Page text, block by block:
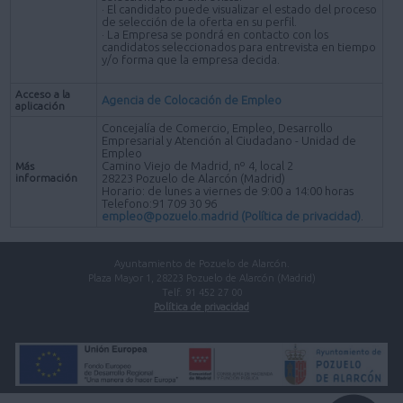
· El candidato puede visualizar el estado del proceso
de selección de la oferta en su perfil.
· La Empresa se pondrá en contacto con los
candidatos seleccionados para entrevista en tiempo
y/o forma que la empresa decida.
Acceso a la
aplicación
Agencia de Colocación de Empleo
Más
información
Concejalía de Comercio, Empleo, Desarrollo
Empresarial y Atención al Ciudadano - Unidad de
Empleo
Camino Viejo de Madrid, nº 4, local 2
28223 Pozuelo de Alarcón (Madrid)
Horario: de lunes a viernes de 9:00 a 14:00 horas
Telefono:91 709 30 96
empleo@pozuelo.madrid (Política de privacidad)
Ayuntamiento de Pozuelo de Alarcón.
Plaza Mayor 1, 28223 Pozuelo de Alarcón (Madrid)
Telf. 91 452 27 00
Política de privacidad